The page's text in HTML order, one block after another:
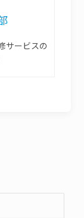
サービスの